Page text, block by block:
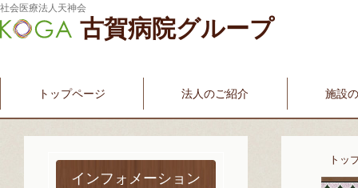
社会医療法人天神会
古賀病院グループ
トップページ 法人のご紹介 施設
新古賀みなみ病院 新古賀クリニック
インフォメーション
トッ